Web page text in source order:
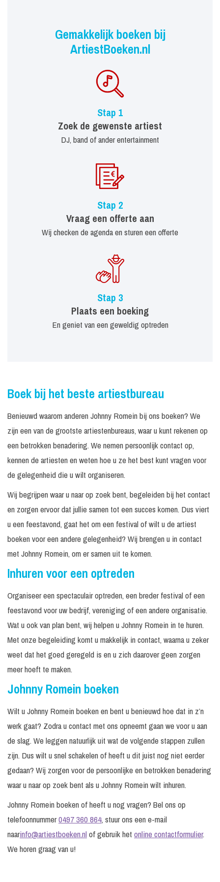
Gemakkelijk boeken bij
ArtiestBoeken.nl
Stap 1
Zoek de gewenste artiest
DJ, band of ander entertainment
Stap 2
Vraag een offerte aan
Wij checken de agenda en sturen een offerte
Stap 3
Plaats een boeking
En geniet van een geweldig optreden
Boek bij het beste artiestbureau
Benieuwd waarom anderen Johnny Romein bij ons boeken? We
zijn een van de grootste artiestenbureaus, waar u kunt rekenen op
een betrokken benadering. We nemen persoonlijk contact op,
kennen de artiesten en weten hoe u ze het best kunt vragen voor
de gelegenheid die u wilt organiseren.
Wij begrijpen waar u naar op zoek bent, begeleiden bij het contact
en zorgen ervoor dat jullie samen tot een succes komen. Dus viert
u een feestavond, gaat het om een festival of wilt u de artiest
boeken voor een andere gelegenheid? Wij brengen u in contact
met Johnny Romein, om er samen uit te komen.
Inhuren voor een optreden
Organiseer een spectaculair optreden, een breder festival of een
feestavond voor uw bedrijf, vereniging of een andere organisatie.
Wat u ook van plan bent, wij helpen u Johnny Romein in te huren.
Met onze begeleiding komt u makkelijk in contact, waarna u zeker
weet dat het goed geregeld is en u zich daarover geen zorgen
meer hoeft te maken.
Johnny Romein boeken
Wilt u Johnny Romein boeken en bent u benieuwd hoe dat in z’n
werk gaat? Zodra u contact met ons opneemt gaan we voor u aan
de slag. We leggen natuurlijk uit wat de volgende stappen zullen
zijn. Dus wilt u snel schakelen of heeft u dit juist nog niet eerder
gedaan? Wij zorgen voor de persoonlijke en betrokken benadering
waar u naar op zoek bent als u Johnny Romein wilt inhuren.
Johnny Romein boeken of heeft u nog vragen? Bel ons op
telefoonnummer0497 360 864, stuur ons een e-mail
naarinfo@artiestboeken.nlof gebruik het online contactformulier.
We horen graag van u!